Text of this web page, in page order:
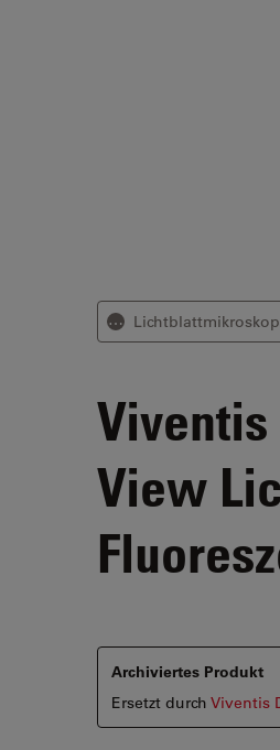
⋯ Lichtblattmikroskop
Viventis
View
Archiviertes Produkt
Ersetzt durch Viventis